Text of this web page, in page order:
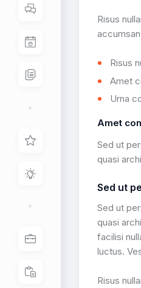
Risus
Risus
Amet
Urna
Amet
Sed ut
quasi
Sed ut
Sed ut
quasi
facilisi
luctus.
Risus